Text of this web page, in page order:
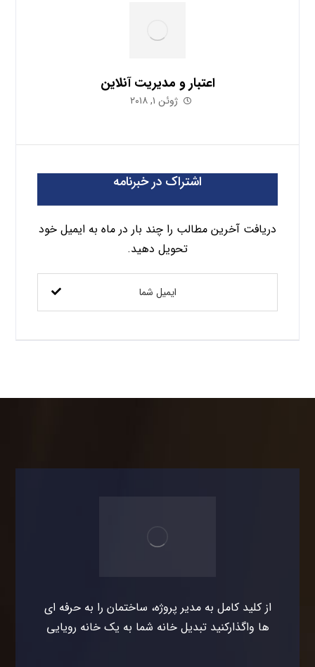
اعتبار و مدیریت آنلاین
ژوئن ۱, ۲۰۱۸
اشتراک در خبرنامه
دریافت آخرین مطالب را چند بار در ماه به ایمیل خود
تحویل دهید.
از کلید کامل به مدیر پروژه، ساختمان را به حرفه ای
ها واگذارکنید تبدیل خانه شما به یک خانه رویایی